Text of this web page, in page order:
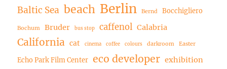
Baltic Sea beach Berlin Bernd Bocchigliero
Bochum Bruder bus stop caffenol Calabria
California cat cinema coffee colours darkroom Easter
Echo Park Film Center eco developer exhibition